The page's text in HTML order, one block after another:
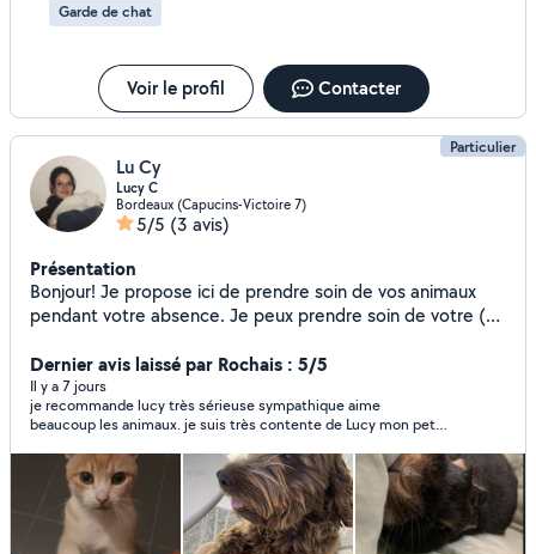
recommande les yeux fermés !
Garde de chat
Voir le profil Contacter
Particulier
Lu Cy
Lucy C
Bordeaux (Capucins-Victoire 7)
5/5 (3 avis)
Présentation
Bonjour! Je propose ici de prendre soin de vos animaux
pendant votre absence. Je peux prendre soin de votre (ou
hamster, un cochon d'inde ou une souris en m'adaptant à
ses besoins et à vos instructions. J'ai de l'expérience avec
la garde de chat et chien, en plus de mon expérience avec
mon propre chat, chien, lapin, souris et hamster que j'ai
adoptés pour faire partie de ma famille. Avec la hâte de
rencontrer votre ami poilu, Lucy J'ai un lien Rover qui vous
offre 10 e sur votre première réservation.
Dernier avis laissé par Rochais : 5/5
Il y a 7 jours
je recommande lucy très sérieuse sympathique aime
beaucoup les animaux. je suis très contente de Lucy mon petit
donne des nouvelles. je vous recommande Lucy pour garder
votre animal vous pouvez partir tranquille et laissez votre
animal à Lucy